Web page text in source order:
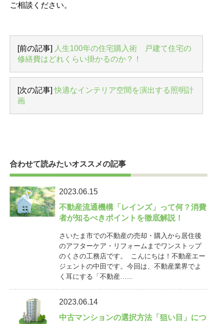
ご相談ください。
[前の記事] 人生100年の住宅購入術 戸建て住宅の
修繕費はどれくらい掛かるのか？！
[次の記事]快適なインテリア空間を演出する照明計
画
合わせて読みたいオススメの記事
2023.06.15
不動産流通機構「レインズ」って何？消費
者が知るべきポイントを徹底解説！
さいたま市での不動産の売却・購入から居住後
のアフターケア・リフォームまでワンストップ
のくさの工務店です。 こんにちは！不動産エー
ジェントの中田です。今回は、不動産業界でよ
く耳にする「不動産…...
2023.06.14
中古マンションの選択方法「狙い目」につ